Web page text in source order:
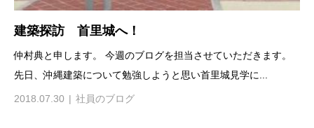
建築探訪 首里城へ！
仲村典と申します。 今週のブログを担当させていただきます。
先日、沖縄建築について勉強しようと思い首里城見学に...
2018.07.30 社員のブログ